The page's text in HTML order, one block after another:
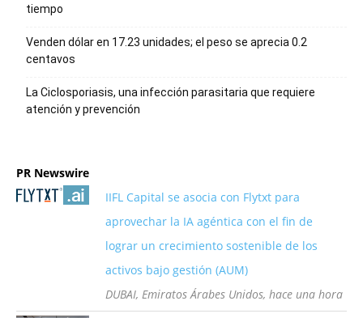
tiempo
Venden dólar en 17.23 unidades; el peso se aprecia 0.2
centavos
La Ciclosporiasis, una infección parasitaria que requiere
atención y prevención
PR Newswire
IIFL Capital se asocia con Flytxt para
aprovechar la IA agéntica con el fin de
lograr un crecimiento sostenible de los
activos bajo gestión (AUM)
DUBAI, Emiratos Árabes Unidos, hace una hora